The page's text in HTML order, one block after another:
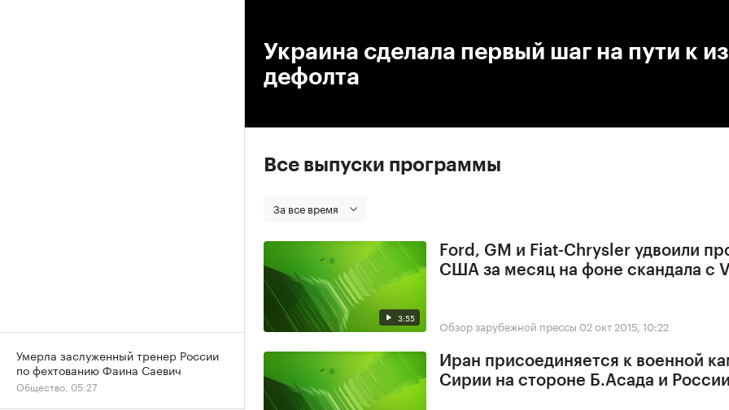
Украина сделала первый шаг на пути к
дефолта
Все выпуски программы
За все время
3:55
Ford, GM и Fiat-Chrysler удвоили
США за месяц на фоне скандала с
Обзор зарубежной прессы 02 окт 2015, 10:22
Иран присоединяется к военной
Сирии на стороне Б.Асада и России
Умерла заслуженный тренер России
по фехтованию Фаина Саевич
Общество, 05:27